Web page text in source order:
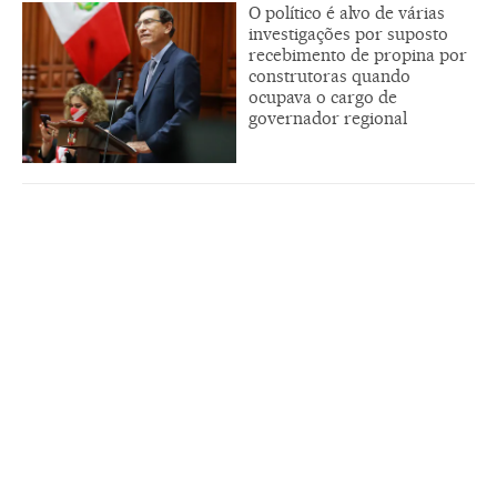
O político é alvo de várias
investigações por suposto
recebimento de propina por
construtoras quando
ocupava o cargo de
governador regional